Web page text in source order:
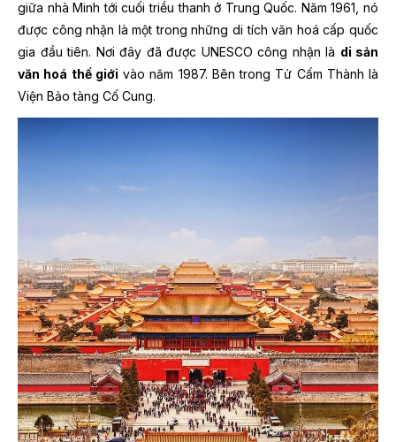
giữa nhà Minh tới cuối triều thanh ở Trung Quốc. Năm 1961, nó
được công nhận là một trong những di tích văn hoá cấp quốc
gia đầu tiên. Nơi đây đã được UNESCO công nhận là di sản
văn hoá thế giới vào năm 1987. Bên trong Tử Cấm Thành là
Viện Bảo tàng Cố Cung.